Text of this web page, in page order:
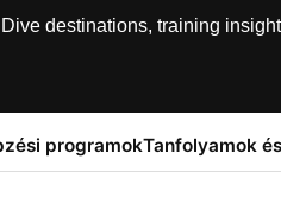
destinations, training
programokTanfolyamok